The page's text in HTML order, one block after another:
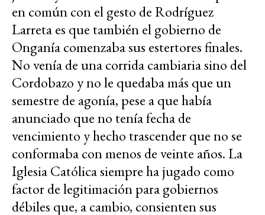
en común con el gesto de Rodríguez
Larreta es que también el gobierno de
Onganía comenzaba sus estertores finales.
No venía de una corrida cambiaria sino del
Cordobazo y no le quedaba más que un
semestre de agonía, pese a que había
anunciado que no tenía fecha de
vencimiento y hecho trascender que no se
conformaba con menos de veinte años. La
Iglesia Católica siempre ha jugado como
factor de legitimación para gobiernos
débiles que, a cambio, consienten sus